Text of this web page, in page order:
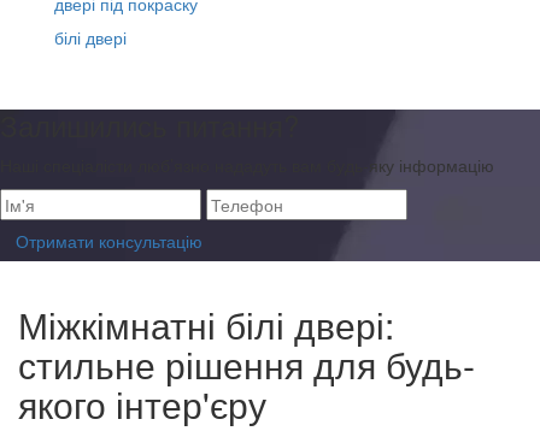
білі двері
Наші спеціалісти люб’язно нададуть вам будь-яку інформацію
Отримати консультацію
Міжкімнатні білі двері:
стильне рішення для будь-
якого інтер'єру